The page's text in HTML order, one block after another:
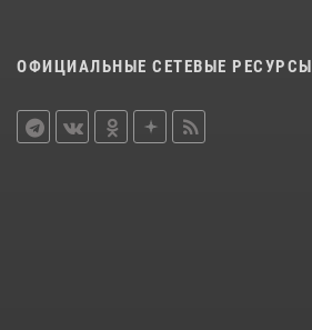
ОФИЦИАЛЬНЫЕ СЕТЕВЫЕ РЕСУРСЫ